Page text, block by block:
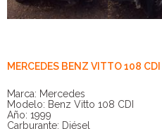
MERCEDES BENZ VITTO 108 CDI
Marca: Mercedes
Modelo: Benz Vitto 108 CDI
Año: 1999
Carburante: Diésel